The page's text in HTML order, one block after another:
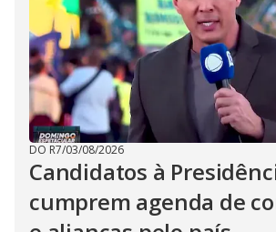
DO R7/03/08/2026
Candidatos à
cumprem agenda de